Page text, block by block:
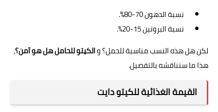
نسبة الدهون 70-80%.
نسبة البروتين 15-20%.
لكن هل هذه النسب مناسبة للحمل؟ والكيتو للحامل هل هو آمن؟،
هذا ما سنناقشه بالتفصيل.
القيمة الغذائية للكيتو دايت